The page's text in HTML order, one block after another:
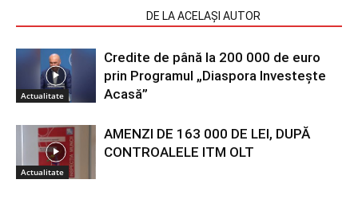
DE LA ACELAȘI AUTOR
Actualitate
Credite de până la 200 000 de euro
prin Programul „Diaspora Investește
Acasă”
Actualitate
AMENZI DE 163 000 DE LEI, DUPĂ
CONTROALELE ITM OLT